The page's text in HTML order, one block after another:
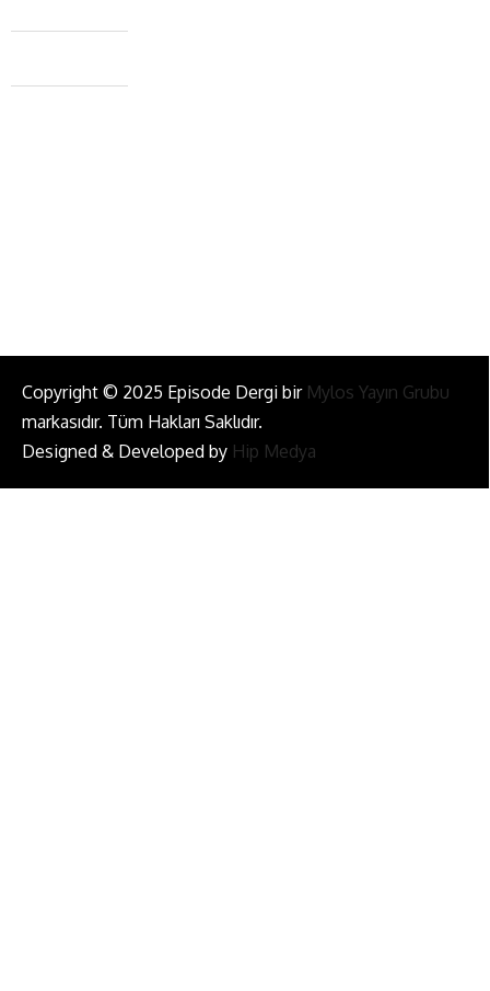
Caferağa Mah. Dr. Şakir Paşa Sok. No3/A Kadıköy İstanbul
+90 543 345 46 00
Copyright © 2025 Episode Dergi bir Mylos Yayın Grubu
markasıdır. Tüm Hakları Saklıdır.
Designed & Developed by Hip Medya